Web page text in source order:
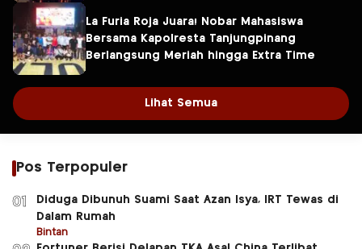
La Furia Roja Juara! Nobar Mahasiswa
Bersama Kapolresta Tanjungpinang
Berlangsung Meriah hingga Extra Time
Lihat Semua
Pos Terpopuler
01
Diduga Dibunuh Suami Saat Azan Isya, IRT Tewas di
Dalam Rumah
Bintan